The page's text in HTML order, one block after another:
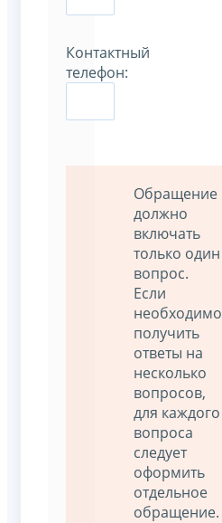
Контактный
телефон:
Обращение
должно
включать
только один
вопрос.
Если
необходимо
получить
ответы на
несколько
вопросов,
для каждого
вопроса
следует
оформить
отдельное
обращение.